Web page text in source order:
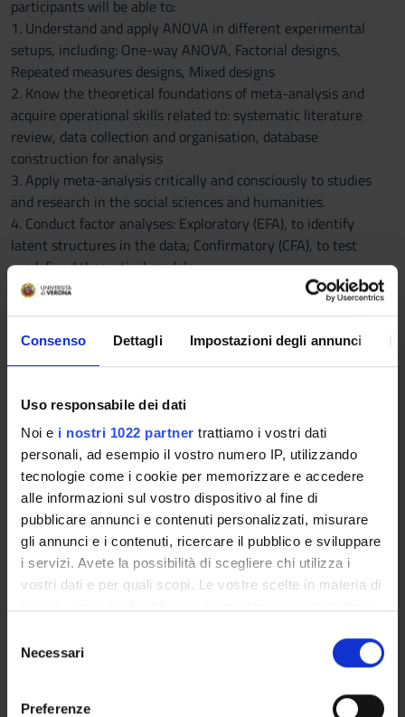
Consenso Dettagli Impostazioni degli annunci
Uso responsabile dei dati
Noi e i nostri 1022 partner trattiamo i vostri dati
personali, ad esempio il vostro numero IP, utilizzando
tecnologie come i cookie per memorizzare e accedere
alle informazioni sul vostro dispositivo al fine di
pubblicare annunci e contenuti personalizzati, misurare
gli annunci e i contenuti, ricercare il pubblico e sviluppare
i servizi. Avete la possibilità di scegliere chi utilizza i
vostri dati e per quali scopi. Le vostre scelte in materia di
modificare o revocare il proprio consenso in qualsiasi
momento dalla Dichiarazione sui cookie o facendo clic
Necessari
Preferenze
participants will be able to:
1. Understand and apply ANOVA in different experimental
setups, including: One-way ANOVA, Factorial designs,
Repeated measures designs, Mixed designs
2. Know the theoretical foundations of meta-analysis and
acquire operational skills related to: systematic literature
review, data collection and organisation, database
construction for analysis
3. Apply meta-analysis critically and consciously to studies
and research in the social sciences and humanities.
4. Conduct factor analyses: Exploratory (EFA), to identify
latent structures in the data; Confirmatory (CFA), to test
predefined theoretical models
5. Analyse causal relationships between variables through
techniques of: Path analysis, mediation analysis, moderation
analysis
6. Interpret statistical results and integrate them into the
Prerequisites and basic notions
In order to participate in the course, you must have passed
the final examination of the basic statistics course.
Program
1. ANOVA: One-way ANOVA, factorial ANOVA, repeated-
measures ANOVA and mixed-measures ANOVA
2. Introduction to meta-analysis, with focus on research in
3. Application of meta-analysis in the social sciences and
4. Factor Analysis: Exploratory Factor Analysis, Confirmatory
Factor Analysis